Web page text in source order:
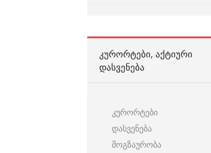
ᲙᲣᲠᲝᲠᲢᲔᲑᲘ, ᲐᲥᲢᲘᲣᲠᲘ
ᲓᲐᲡᲕᲔᲜᲔᲑᲐ
კურორტები
დასვენება
მოგზაურობა